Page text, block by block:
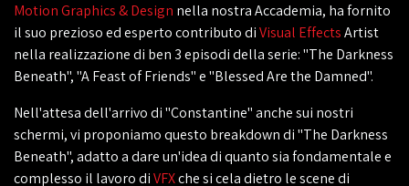
Motion Graphics & Design nella nostra Accademia, ha fornito
il suo prezioso ed esperto contributo diVisual EffectsArtist
nella realizzazione di ben 3 episodi della serie: "The Darkness
Beneath", "A Feast of Friends" e "Blessed Are the Damned".
Nell'attesa dell'arrivo di "Constantine" anche sui nostri
schermi, vi proponiamo questo breakdown di "The Darkness
Beneath", adatto a dare un'idea di quanto sia fondamentale e
complesso il lavoro diVFXche si cela dietro le scene di